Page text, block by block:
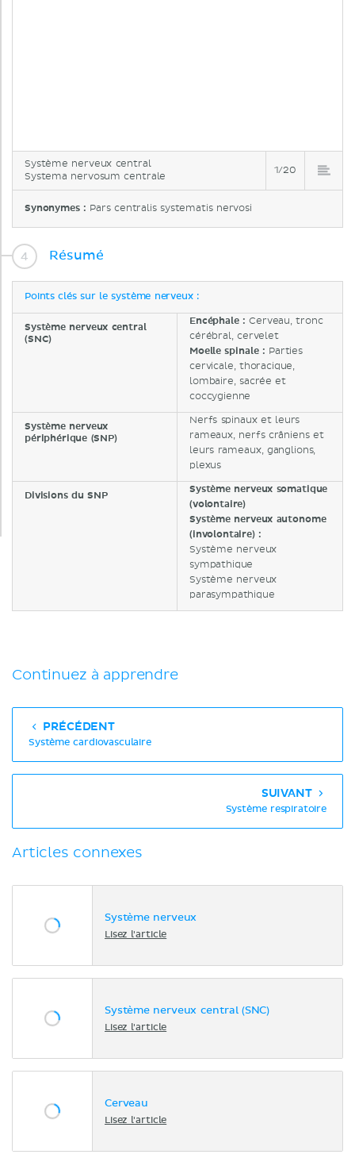
Système nerveux central
Systema nervosum centrale
1/20
Synonymes : Pars centralis systematis nervosi
Résumé
Points clés sur le système nerveux :
Système nerveux central
(SNC)
Encéphale :Cerveau, tronc
cérébral, cervelet
Moelle spinale : Parties
cervicale, thoracique,
lombaire, sacrée et
coccygienne
Système nerveux
périphérique (SNP)
Nerfs spinaux et leurs
rameaux, nerfs crâniens et
leurs rameaux, ganglions,
plexus
Divisions du SNP
Système nerveux somatique
(volontaire)
Système nerveux autonome
(involontaire) :
Système nerveux
sympathique
Système nerveux
parasympathique
Continuez à apprendre
PRÉCÉDENT
Système cardiovasculaire
SUIVANT
Système respiratoire
Articles connexes
Système nerveux
Lisez l'article
Système nerveux central (SNC)
Lisez l'article
Cerveau
Lisez l'article